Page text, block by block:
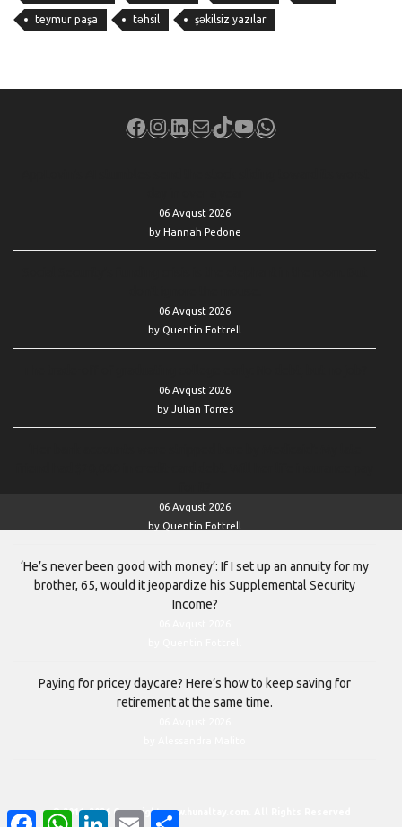
teymur paşa təhsil şəkilsiz yazılar
Facebook
Instagram
LinkedIn
MailTikTok
YouTube
WhatsApp
06 Avqust 2026
by Hannah Pedone
06 Avqust 2026
by Quentin Fottrell
06 Avqust 2026
by Julian Torres
06 Avqust 2026
by Quentin Fottrell
‘He’s never been good with money’: If I set up an annuity for my
brother, 65, would it jeopardize his Supplemental Security
Income?
Paying for pricey daycare? Here’s how to keep saving for
retirement at the same time.
© 2011–2026 Copyright www.hunaltay.com. All Rights Reserved
FacebookWhatsAppLinkedInEmail